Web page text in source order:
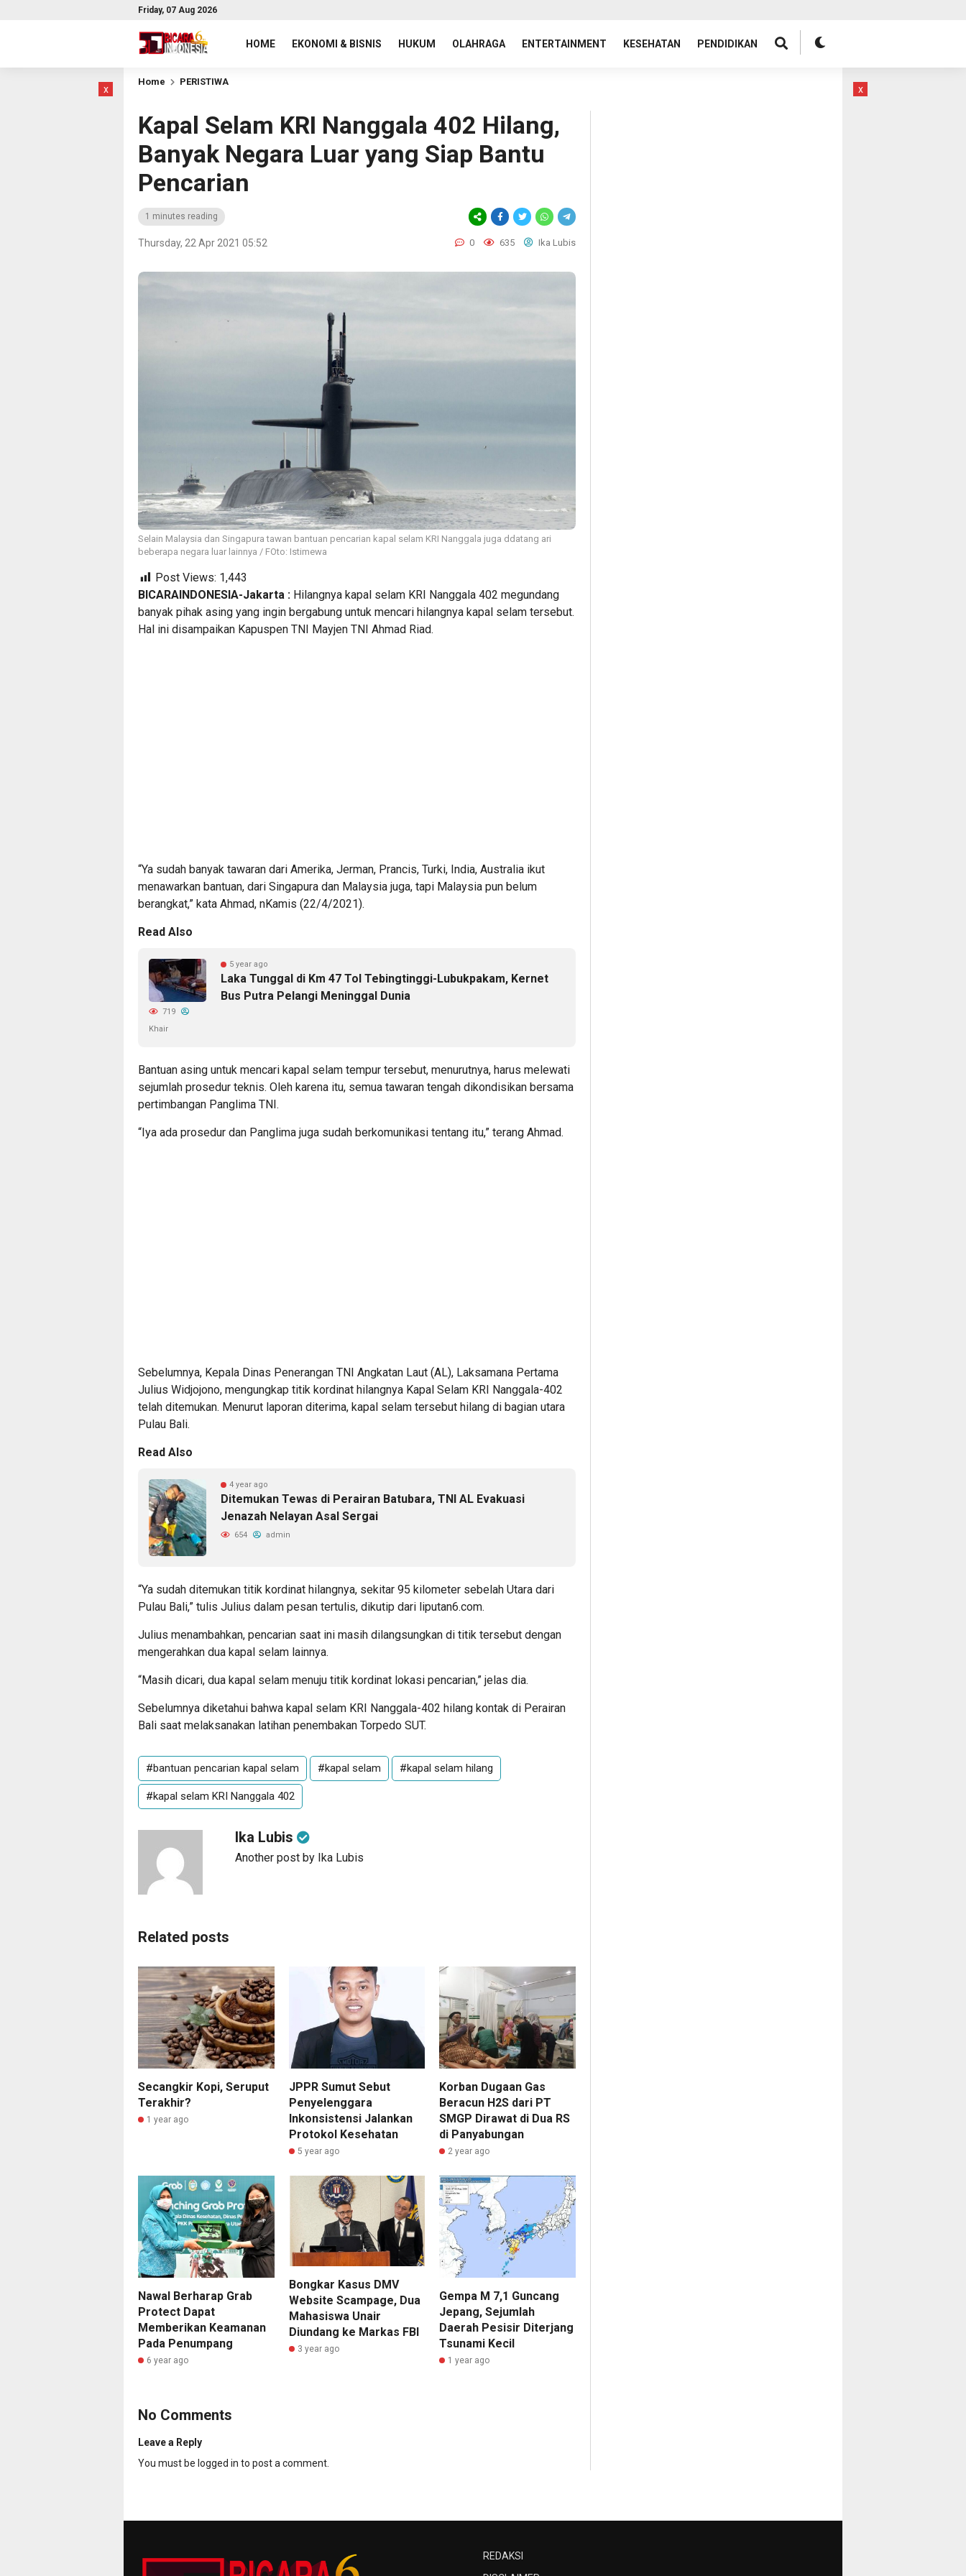
Friday, 07 Aug 2026
HOME EKONOMI & BISNIS HUKUM OLAHRAGA ENTERTAINMENT KESEHATAN PENDIDIKAN
x
Home PERISTIWA
Kapal Selam KRI Nanggala 402 Hilang,
Banyak Negara Luar yang Siap Bantu
Pencarian
1 minutes reading
Thursday, 22 Apr 2021 05:52 0 635 Ika Lubis
Selain Malaysia dan Singapura tawan bantuan pencarian kapal selam KRI Nanggala juga ddatang ari
beberapa negara luar lainnya / FOto: Istimewa
Post Views: 1,443
BICARAINDONESIA-Jakarta : Hilangnya kapal selam KRI Nanggala 402 megundang
banyak pihak asing yang ingin bergabung untuk mencari hilangnya kapal selam tersebut.
Hal ini disampaikan Kapuspen TNI Mayjen TNI Ahmad Riad.
“Ya sudah banyak tawaran dari Amerika, Jerman, Prancis, Turki, India, Australia ikut
menawarkan bantuan, dari Singapura dan Malaysia juga, tapi Malaysia pun belum
berangkat,” kata Ahmad, nKamis (22/4/2021).
Read Also
5 year ago
Laka Tunggal di Km 47 Tol Tebingtinggi-Lubukpakam, Kernet
Bus Putra Pelangi Meninggal Dunia
719
Khair
Bantuan asing untuk mencari kapal selam tempur tersebut, menurutnya, harus melewati
sejumlah prosedur teknis. Oleh karena itu, semua tawaran tengah dikondisikan bersama
pertimbangan Panglima TNI.
“Iya ada prosedur dan Panglima juga sudah berkomunikasi tentang itu,” terang Ahmad.
Sebelumnya, Kepala Dinas Penerangan TNI Angkatan Laut (AL), Laksamana Pertama
Julius Widjojono, mengungkap titik kordinat hilangnya Kapal Selam KRI Nanggala-402
telah ditemukan. Menurut laporan diterima, kapal selam tersebut hilang di bagian utara
Pulau Bali.
Read Also
4 year ago
Ditemukan Tewas di Perairan Batubara, TNI AL Evakuasi
Jenazah Nelayan Asal Sergai
654 admin
“Ya sudah ditemukan titik kordinat hilangnya, sekitar 95 kilometer sebelah Utara dari
Pulau Bali,” tulis Julius dalam pesan tertulis, dikutip dari liputan6.com.
Julius menambahkan, pencarian saat ini masih dilangsungkan di titik tersebut dengan
mengerahkan dua kapal selam lainnya.
“Masih dicari, dua kapal selam menuju titik kordinat lokasi pencarian,” jelas dia.
Sebelumnya diketahui bahwa kapal selam KRI Nanggala-402 hilang kontak di Perairan
Bali saat melaksanakan latihan penembakan Torpedo SUT.
#bantuan pencarian kapal selam #kapal selam #kapal selam hilang
#kapal selam KRI Nanggala 402
Ika Lubis
Another post by Ika Lubis
Related posts
Secangkir Kopi, Seruput
Terakhir?
1 year ago
JPPR Sumut Sebut
Penyelenggara
Inkonsistensi Jalankan
Protokol Kesehatan
5 year ago
Korban Dugaan Gas
Beracun H2S dari PT
SMGP Dirawat di Dua RS
di Panyabungan
2 year ago
Nawal Berharap Grab
Protect Dapat
Memberikan Keamanan
Pada Penumpang
6 year ago
Bongkar Kasus DMV
Website Scampage, Dua
Mahasiswa Unair
Diundang ke Markas FBI
3 year ago
Gempa M 7,1 Guncang
Jepang, Sejumlah
Daerah Pesisir Diterjang
Tsunami Kecil
1 year ago
No Comments
Leave a Reply
You must be logged in to post a comment.
x
REDAKSI